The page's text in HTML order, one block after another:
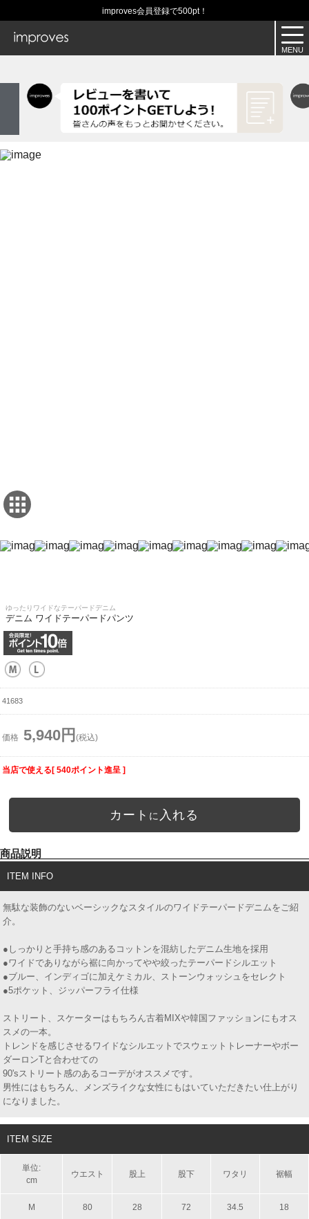
improves会員登録で500pt！
ゆったりワイドなテーパードデニム
デニム ワイドテーパードパンツ
41683
価格 5,940円 (税込)
当店で使える[ 540ポイント進呈 ]
カート に 入れる
商品説明
ITEM INFO
無駄な装飾のないベーシックなスタイルのワイドテーパードデニムをご紹
介。
●しっかりと手持ち感のあるコットンを混紡したデニム生地を採用
●ワイドでありながら裾に向かってやや絞ったテーパードシルエット
●ブルー、インディゴに加えケミカル、ストーンウォッシュをセレクト
●5ポケット、ジッパーフライ仕様
ストリート、スケーターはもちろん古着MIXや韓国ファッションにもオス
スメの一本。
トレンドを感じさせるワイドなシルエットでスウェットトレーナーやボー
ダーロンTと合わせての
90'sストリート感のあるコーデがオススメです。
男性にはもちろん、メンズライクな女性にもはいていただきたい仕上がり
になりました。
ITEM SIZE
単位:
cm
ウエスト 股上 股下 ワタリ 裾幅
M 80 28 72 34.5 18